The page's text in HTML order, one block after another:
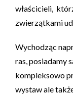
właścicieli,
zwierzątkami
Wychodząc
ras, posiadamy
kompleksowo
wystaw ale